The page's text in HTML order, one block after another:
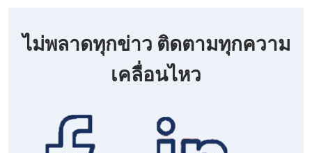
ไม่พลาดทุกข่าว ติดตามทุกความ
เคลื่อนไหว